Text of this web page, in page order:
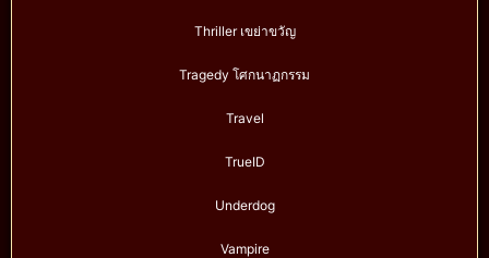
Thriller เขย่าขวัญ
Tragedy โศกนาฏกรรม
Travel
TrueID
Underdog
Vampire